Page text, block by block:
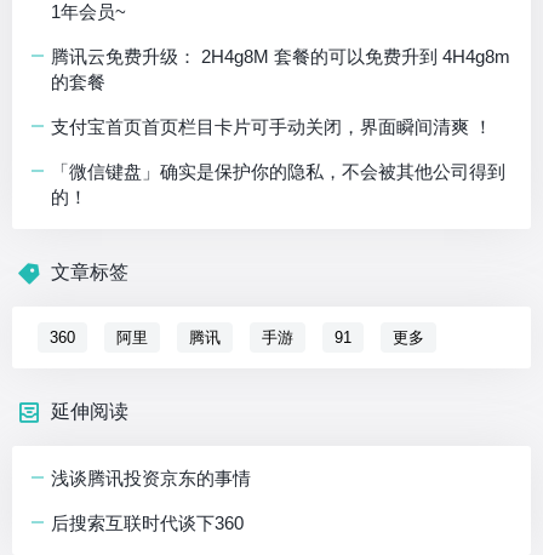
1年会员~
腾讯云免费升级： 2H4g8M 套餐的可以免费升到 4H4g8m
的套餐
支付宝首页首页栏目卡片可手动关闭，界面瞬间清爽 ！
「微信键盘」确实是保护你的隐私，不会被其他公司得到
的！
文章标签
360 阿里 腾讯 手游 91 更多
延伸阅读
浅谈腾讯投资京东的事情
后搜索互联时代谈下360